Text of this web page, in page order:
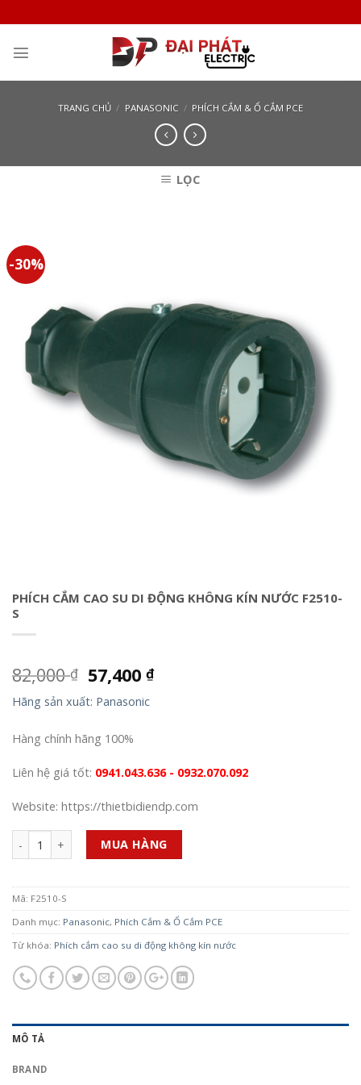
to
content
TRANG CHỦ / PANASONIC / PHÍCH CẮM & Ổ CẮM PCE
LỌC
-30%
PHÍCH CẮM CAO SU DI ĐỘNG KHÔNG KÍN NƯỚC F2510-
S
82,000₫ 57,400₫
Hãng sản xuất: Panasonic
Hàng chính hãng 100%
Liên hệ giá tốt: 0941.043.636 - 0932.070.092
Website: https://thietbidiendp.com
Số lượng MUA HÀNG
Mã: F2510-S
Danh mục: Panasonic, Phích Cắm & Ổ Cắm PCE
Từ khóa: Phích cắm cao su di động không kín nước
MÔ TẢ
BRAND